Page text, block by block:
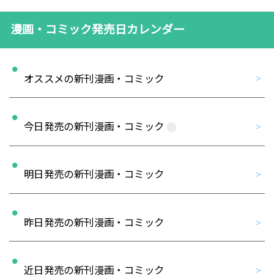
漫画・コミック発売日カレンダー
オススメの新刊漫画・コミック
今日発売の新刊漫画・コミック
明日発売の新刊漫画・コミック
昨日発売の新刊漫画・コミック
近日発売の新刊漫画・コミック